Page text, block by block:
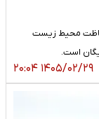
محیط زیست
است.
۱۴۰۵/۰۲/۲۹ ۲۰:۰۴